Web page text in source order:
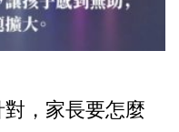
，家長要怎麼